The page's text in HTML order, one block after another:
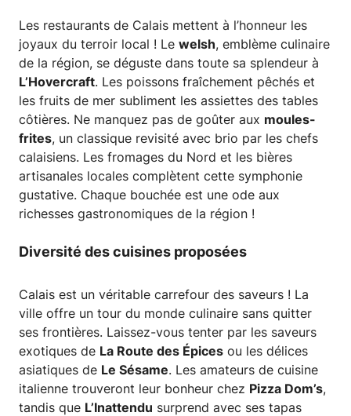
Les restaurants de Calais mettent à l’honneur les
joyaux du terroir local ! Le welsh, emblème culinaire
de la région, se déguste dans toute sa splendeur à
L’Hovercraft. Les poissons fraîchement pêchés et
les fruits de mer subliment les assiettes des tables
côtières. Ne manquez pas de goûter aux moules-
frites, un classique revisité avec brio par les chefs
calaisiens. Les fromages du Nord et les bières
artisanales locales complètent cette symphonie
gustative. Chaque bouchée est une ode aux
richesses gastronomiques de la région !
Diversité des cuisines proposées
Calais est un véritable carrefour des saveurs ! La
ville offre un tour du monde culinaire sans quitter
ses frontières. Laissez-vous tenter par les saveurs
exotiques de La Route des Épices ou les délices
asiatiques de Le Sésame. Les amateurs de cuisine
italienne trouveront leur bonheur chez Pizza Dom’s,
tandis que L’Inattendu surprend avec ses tapas